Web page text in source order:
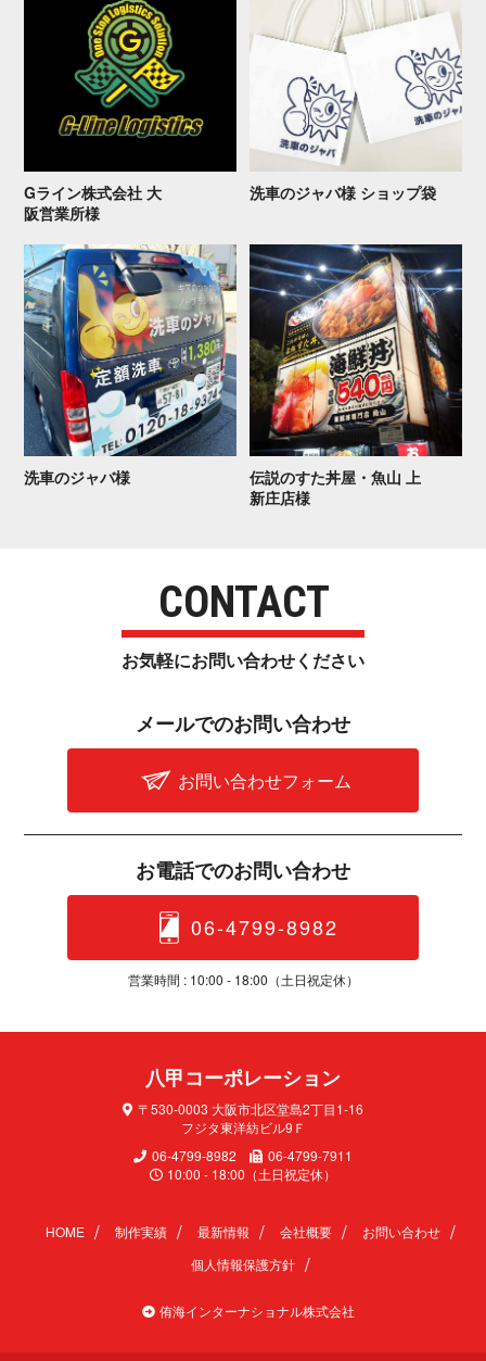
Gライン株式会社 大
阪 営 業 所 様
洗車のジャバ様 シ ョ ッ プ 袋
洗車の ジ ャ バ 様
伝説のすた丼屋・魚山 上
新 庄 店 様
CONTACT
お気軽にお問い合わせ く だ さ い
メールでのお問 い 合 わ せ
お問い合わせフォーム
お電話でのお問 い 合 わ せ
06-4799-8982
営業時間 : 10:00 - 18:00（土日 祝 定 休 ）
八甲コーポレ ー シ ョ ン
〒530-0003 大阪市北区堂島2丁目1-16
フジタ東洋紡ビル9Ｆ
06-4799-8982
06-4799-7911
10:00 - 18:00（土日祝定休）
HOME 制作実績 最新情報 会社概要
お問い合わせ
個人情報保護方針
侑海インターナショナル株式会社